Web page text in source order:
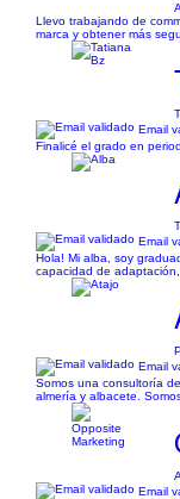
Llevo trabajando de
marca y obtener más
Email
Finalicé el grado en
Email
Hola! Mi alba, soy
capacidad de
Email
Somos una consultoría
almería y albacete.
Email